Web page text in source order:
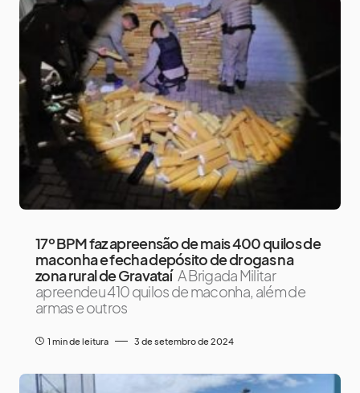
17º BPM faz apreensão de mais 400 quilos de
maconha e fecha depósito de drogas na
zona rural de Gravataí A Brigada Militar
apreendeu 410 quilos de maconha, além de
armas e outros
1 min de leitura 3 de setembro de 2024